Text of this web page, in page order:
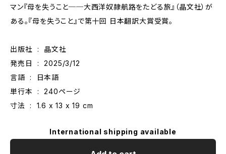
マン『母を失うこと──大西洋奴隷航路をたどる旅』（晶文社）が
ある。『母を失うこと』で第十回 日本翻訳大賞受賞。
出版社 ‏ : ‎ 晶文社
発売日 ‏ : ‎ 2025/3/12
言語 ‏ : ‎ 日本語
単行本 ‏ : ‎ 240ページ
寸法 ‏ : ‎ 1.6 x 13 x 19 cm
International shipping available